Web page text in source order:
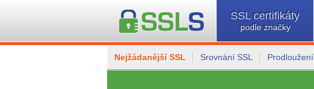
SSL certifikáty
podle značky
Nejžádanější SSL Srovnání SSL Prodloužení